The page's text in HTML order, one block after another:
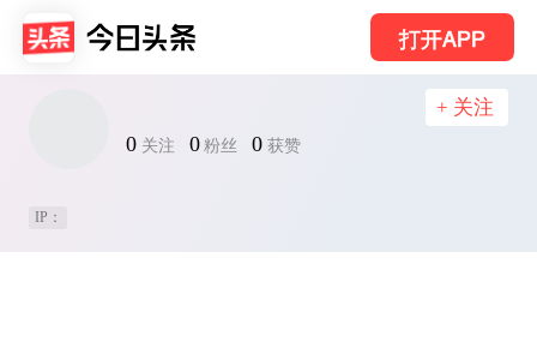
打开APP
0 关注 0 粉丝 0 获赞
+ 关注
IP：